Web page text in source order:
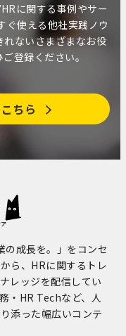
に関する事例やサー
ぐ使える他社実践ノウ
ないさまざまなお役
登録ください。
ちら
の成長を。」をコンセ
ら、HRに関するトレ
レッジを配信してい
・HR Techなど、人
添った幅広いコンテ